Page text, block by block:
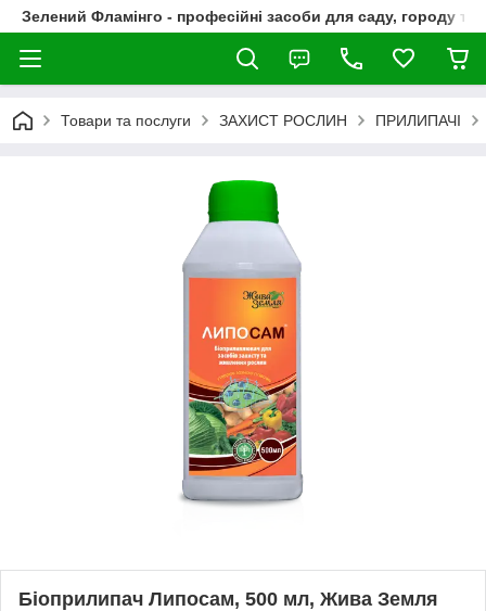
Зелений Фламінго - професійні засоби для саду, городу та
Товари та послуги ЗАХИСТ РОСЛИН ПРИЛИПАЧІ
Біоприлипач Липосам, 500 мл, Жива Земля